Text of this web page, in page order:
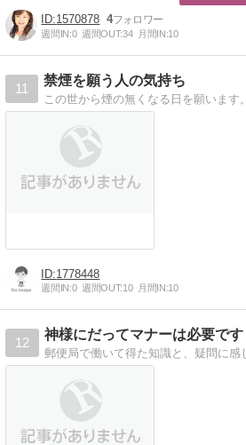
1570878 4
週間IN:0 週間OUT:34 月間IN:10
11
禁煙を願う人の気持ち
この世から煙の無くなる日を願います。
1778448
週間IN:0 週間OUT:10 月間IN:10
12